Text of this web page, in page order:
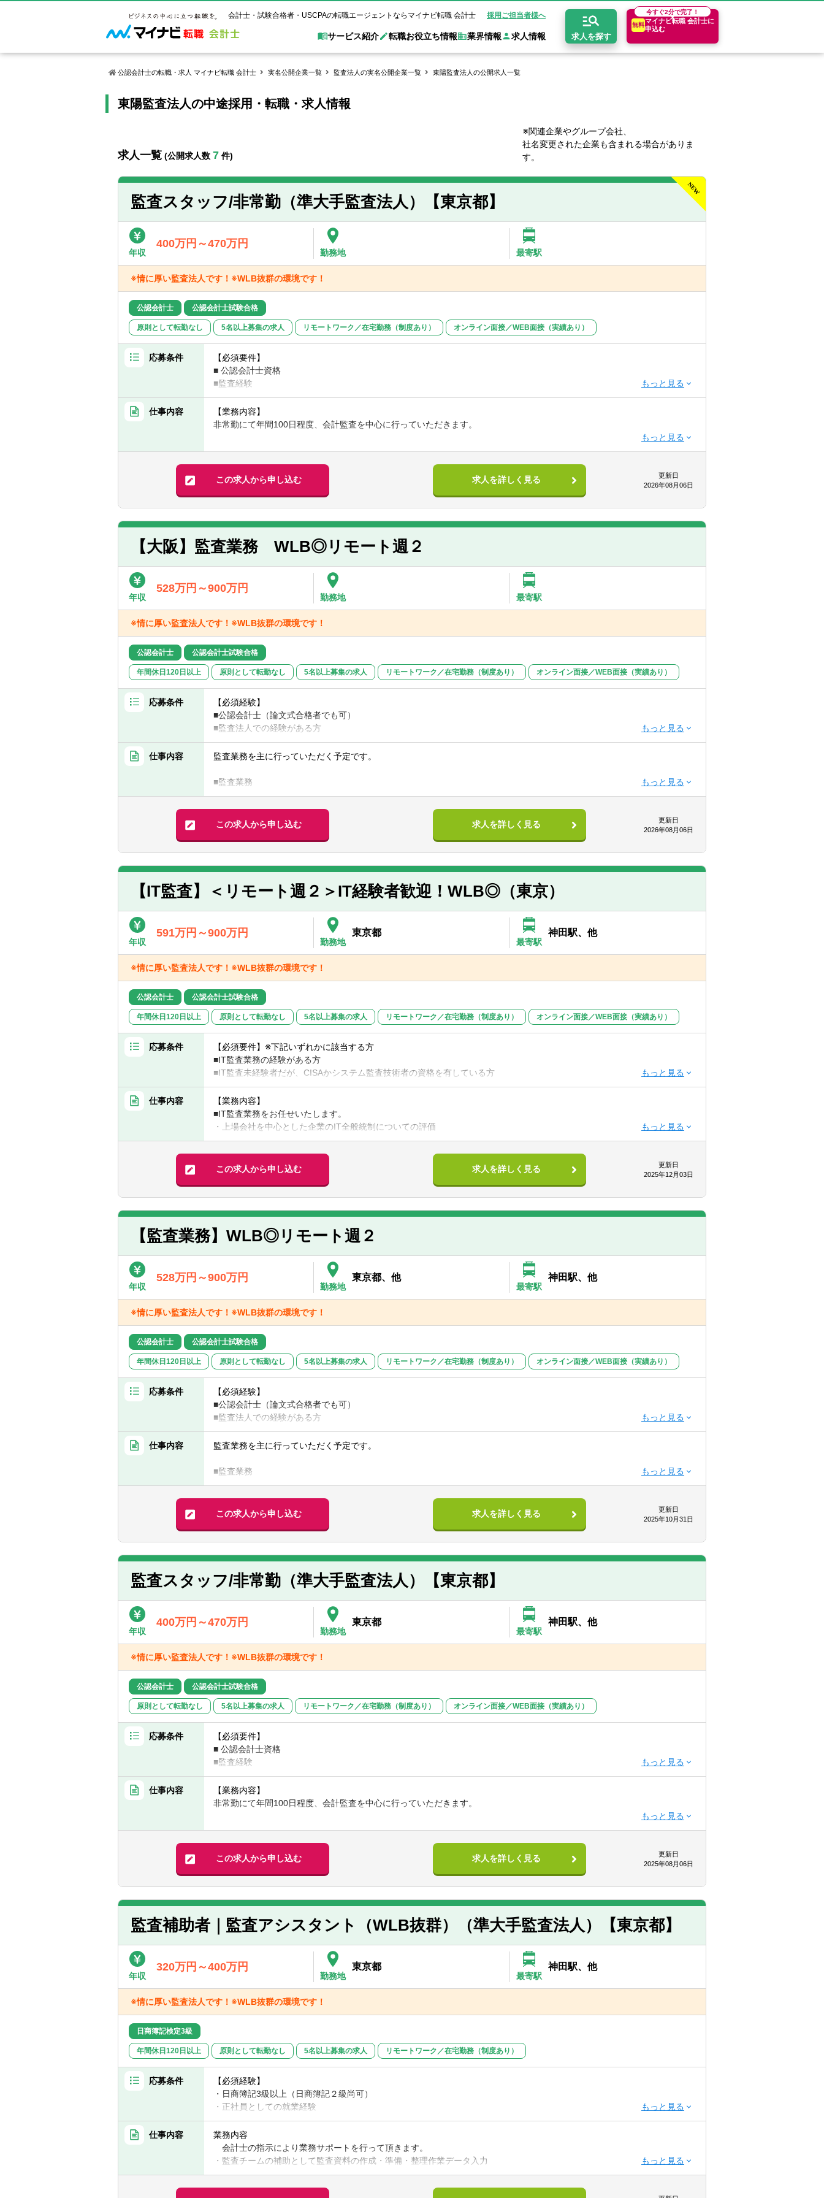
会計士・試験合格者・USCPAの転職エージェントならマイナビ転職 会計士 採用ご担当者様へ
求人を探す
今すぐ2分で完了！
無料
マイナビ転職 会計士に
申込む
サービス紹介
サービス紹介
マイナビ転職 会計士とは？
アクセスマップ
転職お役立ち情報
転職お役立ち情報
ご状況別転職ガイド
はじめての転職の方へ
2回目以降の転職の方へ 未経験分野への転職
転職お役立ち情報
会計士・試験合格者の転職Q&A
WEB面接完全ガイド
キャリア診断
業界情報
業界情報
会計士試験情報
試験科目一覧
試験合格後の流れ 監査法人
コンサルティングファーム
事業会社
求人情報
求人情報
保有資格別求人情報
公認会計士試験合格
USCPA（米国公認会計士）
コンサルティングファー
ム
金融機関
事業会社
関東・首都圏
東海
公認会計士の転職・求人 マイナビ転職 会計士 実名公開企業一覧 監査法人の実名公開企業一覧 東陽監査法人の公開求人一覧
東陽監査法人の中途採用・転職・求人情報
求人一覧 (公開求人数 7 件)
※関連企業やグループ会社、
社名変更された企業も含まれる場合がありま
す。
監査スタッフ/非常勤（準大手監査法人）【東京都】
年収
400万円～470万円
勤務地 最寄駅
※情に厚い監査法人です！※WLB抜群の環境です！
公認会計士 公認会計士試験合格
原則として転勤なし 5名以上募集の求人 リモートワーク／在宅勤務（制度あり） オンライン面接／WEB面接（実績あり）
応募条件
【必須要件】
■ 公認会計士資格
■監査経験
【求める人物像】
■真面目で穏やかな方
仕事内容
【業務内容】
非常勤にて年間100日程度、会計監査を中心に行っていただきます。
【組織構成】
監査チームの編成は様々なバックグラウンドを持つ公認会計士が中心で、経験豊富なメンバーに囲まれた環境で業務をするこ
この求人から申し込む 求人を詳しく見る
更新日
2026年08月06日
【大阪】監査業務 WLB◎リモート週２
年収
528万円～900万円
勤務地 最寄駅
※情に厚い監査法人です！※WLB抜群の環境です！
公認会計士 公認会計士試験合格
年間休日120日以上 原則として転勤なし 5名以上募集の求人 リモートワーク／在宅勤務（制度あり） オンライン面接／WEB面接（実績あり）
応募条件
【必須経験】
■公認会計士（論文式合格者でも可）
■監査法人での経験がある方
【あれば尚可経験】
仕事内容 監査業務を主に行っていただく予定です。
■監査業務
金融商品取引法監査、会社法監査、私学助成法監査、IPO監査、その他任意監査 等
■各種コンサルティング
【東京オフィスの組織構成】
3事業部に分かれており、一つの部で監査からコンサルまで対応しております。
※当法人は監査の実施に当たり、関与先であるクライアントの皆様とのコミュニケーションを最重要視しています。業務執行
社員はもとより、監査チームのスタッフ1人1人に至るまでが、クライアントの皆様との良好なコミュニケーションをとり、事
業内容及び事業環境を十分に理解することによって、会計・監査上の課題等を相互認識し、問題点を早期に解決することが可
能になると考えているからです。
※当法人の関与先の特徴としては中小規模の会社等が多いことがあげられます。上場会社においても、大手監査法人に代わる
選択肢として当方人を選任していただいています。また、非営利法人としては多くの学校法人を関与先としています。
※名古屋拠点は20人、大阪拠点は50人程度
この求人から申し込む 求人を詳しく見る
更新日
2026年08月06日
【IT監査】＜リモート週２＞IT経験者歓迎！WLB◎（東京）
年収
591万円～900万円
勤務地
東京都
最寄駅
神田駅、他
※情に厚い監査法人です！※WLB抜群の環境です！
公認会計士 公認会計士試験合格
年間休日120日以上 原則として転勤なし 5名以上募集の求人 リモートワーク／在宅勤務（制度あり） オンライン面接／WEB面接（実績あり）
応募条件
【必須要件】※下記いずれかに該当する方
■IT監査業務の経験がある方
■IT監査未経験者だが、CISAかシステム監査技術者の資格を有している方
【あれば尚可経験】
■公認会計士（論文式合格者でも可）
【求める人物像】
■真面目で穏やかな方
■コツコツとした作業が得意な方
仕事内容
【業務内容】
■IT監査業務をお任せいたします。
・上場会社を中心とした企業のIT全般統制についての評価
・個別のIT統制や出力帳票の評価
・IT統制評価調書の作成、査閲 など
【本求人の魅力】
会計士資格は問いません。
IT監査業務の経験がある方大歓迎です！
裁量権をもって仕事に取り組める環境です！条件については、IT監査経験や保有資格を考慮し、基本会計士と同等の待遇で検
討いたします！
※ご経験次第では非常勤での採用も検討可能です！
この求人から申し込む 求人を詳しく見る
更新日
2025年12月03日
【監査業務】WLB◎リモート週２
年収
528万円～900万円
勤務地
東京都、他
最寄駅
神田駅、他
※情に厚い監査法人です！※WLB抜群の環境です！
公認会計士 公認会計士試験合格
年間休日120日以上 原則として転勤なし 5名以上募集の求人 リモートワーク／在宅勤務（制度あり） オンライン面接／WEB面接（実績あり）
応募条件
【必須経験】
■公認会計士（論文式合格者でも可）
■監査法人での経験がある方
【あれば尚可経験】
仕事内容 監査業務を主に行っていただく予定です。
■監査業務
金融商品取引法監査、会社法監査、私学助成法監査、IPO監査、その他任意監査 等
■各種コンサルティング
【東京オフィスの組織構成】
3事業部に分かれており、一つの部で監査からコンサルまで対応しております。
※当法人は監査の実施に当たり、関与先であるクライアントの皆様とのコミュニケーションを最重要視しています。業務執行
社員はもとより、監査チームのスタッフ1人1人に至るまでが、クライアントの皆様との良好なコミュニケーションをとり、事
業内容及び事業環境を十分に理解することによって、会計・監査上の課題等を相互認識し、問題点を早期に解決することが可
能になると考えているからです。
※当法人の関与先の特徴としては中小規模の会社等が多いことがあげられます。上場会社においても、大手監査法人に代わる
選択肢として当方人を選任していただいています。また、非営利法人としては多くの学校法人を関与先としています。
※名古屋拠点は20人、大阪拠点は50人程度
この求人から申し込む 求人を詳しく見る
更新日
2025年10月31日
監査スタッフ/非常勤（準大手監査法人）【東京都】
年収
400万円～470万円
勤務地
東京都
最寄駅
神田駅、他
※情に厚い監査法人です！※WLB抜群の環境です！
公認会計士 公認会計士試験合格
原則として転勤なし 5名以上募集の求人 リモートワーク／在宅勤務（制度あり） オンライン面接／WEB面接（実績あり）
応募条件
【必須要件】
■ 公認会計士資格
■監査経験
【求める人物像】
■真面目で穏やかな方
仕事内容
【業務内容】
非常勤にて年間100日程度、会計監査を中心に行っていただきます。
【組織構成】
監査チームの編成は様々なバックグラウンドを持つ公認会計士が中心で、経験豊富なメンバーに囲まれた環境で業務をするこ
この求人から申し込む 求人を詳しく見る
更新日
2025年08月06日
監査補助者｜監査アシスタント（WLB抜群）（準大手監査法人）【東京都】
年収
320万円～400万円
勤務地
東京都
最寄駅
神田駅、他
※情に厚い監査法人です！※WLB抜群の環境です！
日商簿記検定3級
年間休日120日以上 原則として転勤なし 5名以上募集の求人 リモートワーク／在宅勤務（制度あり）
応募条件
【必須経験】
・日商簿記3級以上（日商簿記２級尚可）
・正社員としての就業経験
・事務職としてのご経験
・Excelが使える方
【歓迎スキル】
仕事内容
業務内容
会計士の指示により業務サポートを行って頂きます。
・監査チームの補助として監査資料の作成・準備・整理作業データ入力
・確認状の発送、回収作業（月200～300通）
・経理伝票のチェック、計算チェック